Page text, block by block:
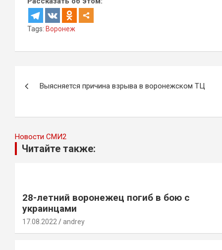
Tags: Воронеж
записям
Выясняется причина взрыва в воронежском ТЦ
Новости СМИ2
Читайте также:
28-летний воронежец погиб в бою с
украинцами
17.08.2022 andrey